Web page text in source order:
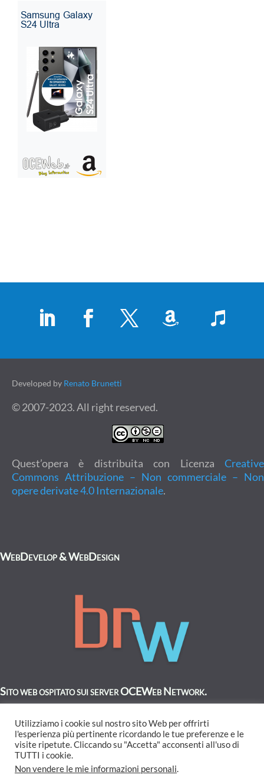
Developed by Renato Brunetti
© 2007-2023. All right reserved.
Quest’opera è distribuita con Licenza Creative
Commons Attribuzione – Non commerciale – Non
opere derivate 4.0 Internazionale.
WebDevelop & WebDesign
Sito web ospitato sui server OCEWeb Network.
Utilizziamo i cookie sul nostro sito Web per offrirti
l'esperienza più pertinente ricordando le tue preferenze e le
visite ripetute. Cliccando su "Accetta" acconsenti all'uso di
TUTTI i cookie.
Non vendere le mie informazioni personali.